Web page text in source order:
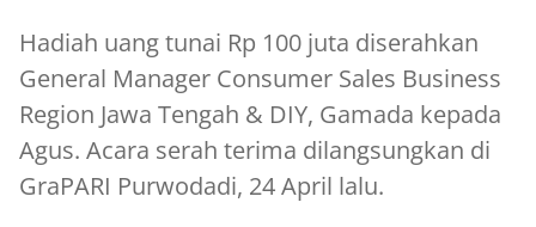
Hadiah uang tunai Rp 100 juta diserahkan
General Manager Consumer Sales Business
Region Jawa Tengah & DIY, Gamada kepada
Agus. Acara serah terima dilangsungkan di
GraPARI Purwodadi, 24 April lalu.